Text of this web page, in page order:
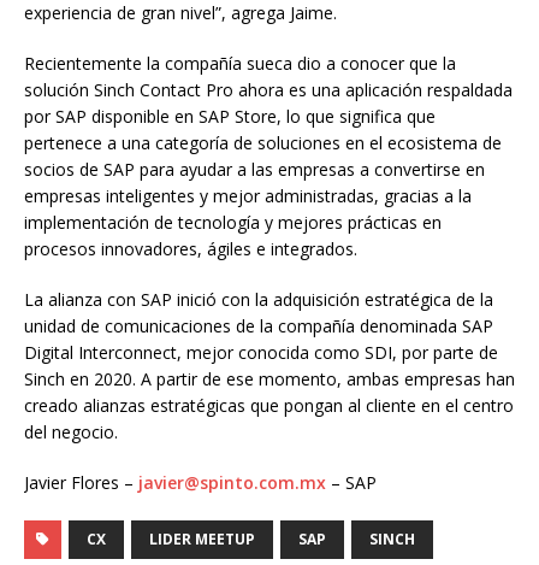
experiencia de gran nivel”, agrega Jaime.
Recientemente la compañía sueca dio a conocer que la
solución Sinch Contact Pro ahora es una aplicación respaldada
por SAP disponible en SAP Store, lo que significa que
pertenece a una categoría de soluciones en el ecosistema de
socios de SAP para ayudar a las empresas a convertirse en
empresas inteligentes y mejor administradas, gracias a la
implementación de tecnología y mejores prácticas en
procesos innovadores, ágiles e integrados.
La alianza con SAP inició con la adquisición estratégica de la
unidad de comunicaciones de la compañía denominada SAP
Digital Interconnect, mejor conocida como SDI, por parte de
Sinch en 2020. A partir de ese momento, ambas empresas han
creado alianzas estratégicas que pongan al cliente en el centro
del negocio.
Javier Flores – javier@spinto.com.mx – SAP
CX LIDER MEETUP SAP SINCH